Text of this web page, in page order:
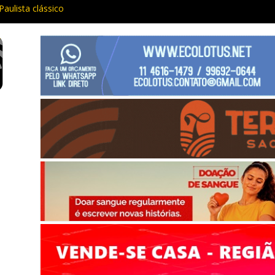
clássico
e procurado por maus-tratos são presos em Vargem Grande
cinema ao ar livre e educação ambiental para Vargem Grande
de funcionar em vários celulares antigos em setembro
da Penha prende três em flagrante em São Roque